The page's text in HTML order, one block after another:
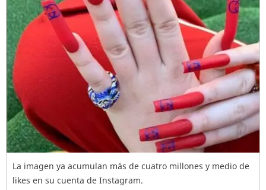
La imagen ya acumulan más de cuatro millones y medio de
likes en su cuenta de Instagram.